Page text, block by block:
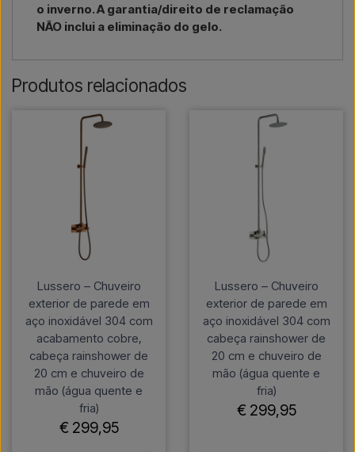
o inverno. A garantia/direito de reclamação
NÃO inclui a eliminação do gelo.
Produtos relacionados
Lussero – Chuveiro
exterior de parede em
aço inoxidável 304 com
acabamento cobre,
cabeça rainshower de
20 cm e chuveiro de
mão (água quente e
fria)
€ 299,95
Lussero – Chuveiro
exterior de parede em
aço inoxidável 304 com
cabeça rainshower de
20 cm e chuveiro de
mão (água quente e
fria)
€ 299,95